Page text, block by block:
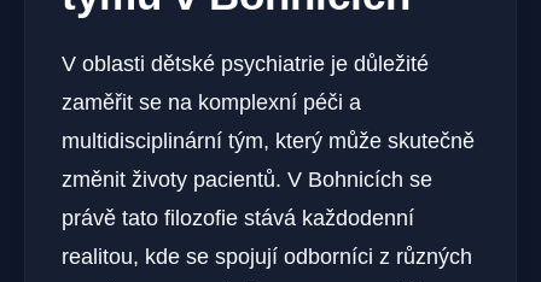
V oblasti dětské psychiatrie je důležité
zaměřit se na komplexní péči a
multidisciplinární tým, který může skutečně
změnit životy pacientů. V Bohnicích se
právě tato filozofie stává každodenní
realitou, kde se spojují odborníci z různých